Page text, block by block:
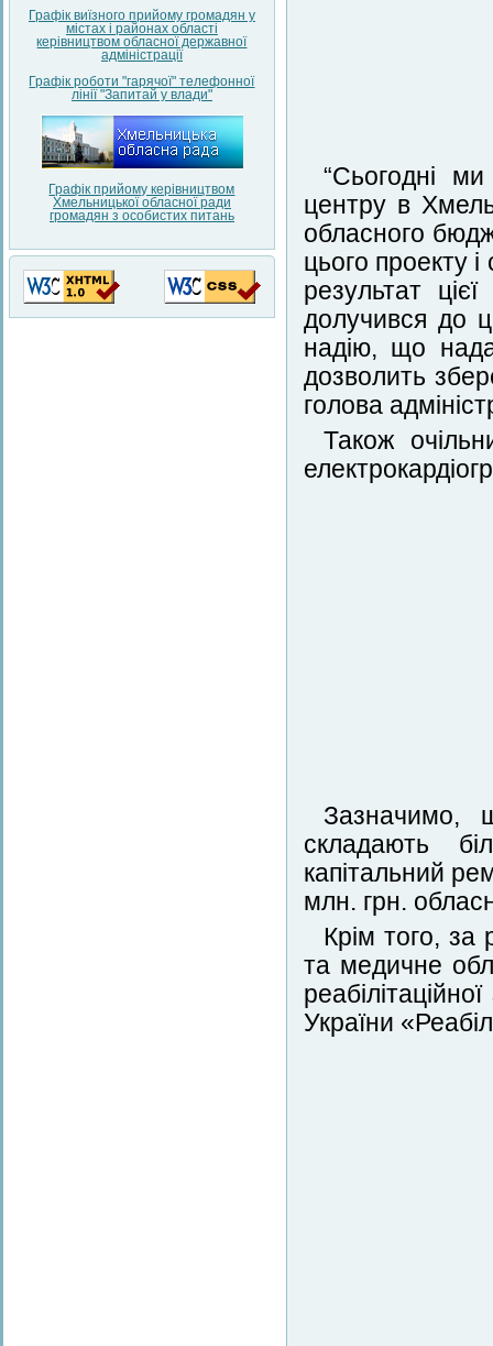
Графік виїзного прийому громадян у
містах і районах області
керівництвом обласної державної
адміністрації
Графік роботи "гарячої" телефонної
лінії "Запитай у влади"
Графік прийому керівництвом
Хмельницької обласної ради
громадян з особистих питань
“Сьогодні
центру в
обласного
цього проекту і
результат
долучився до
надію, що
дозволить
голова
Також
Зазначимо,
складають
капітальний
млн. грн.
Крім того, за
та медичне
України